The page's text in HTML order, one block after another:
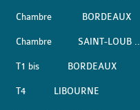
Chambre BORDEAUX
Chambre SAINT-LOUB ..
T1 bis BORDEAUX
T4 LIBOURNE